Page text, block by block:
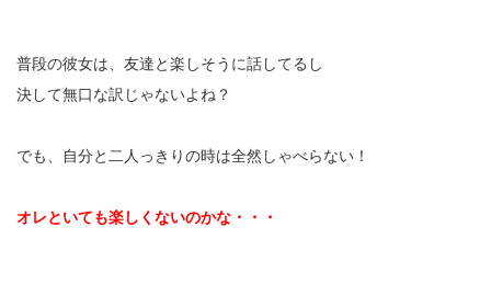
普段の彼女は、友達と楽しそうに話してるし
決して無口な訳じゃないよね？
でも、自分と二人っきりの時は全然しゃべらない！
オレといても楽しくないのかな・・・